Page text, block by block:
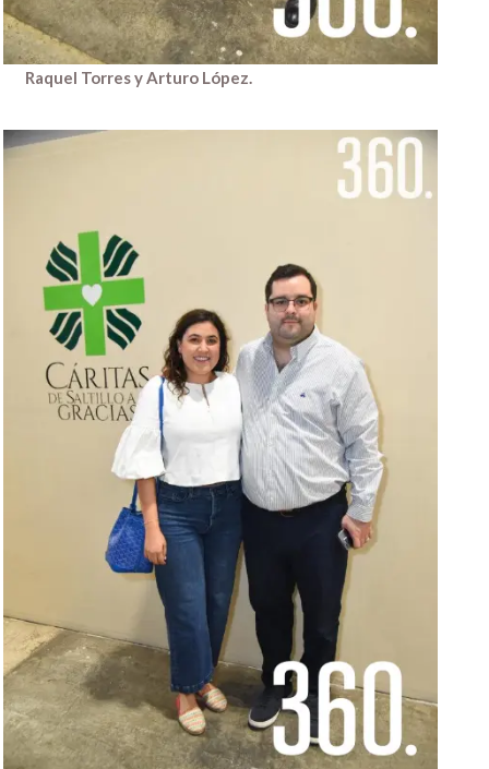
Raquel Torres y Arturo López.